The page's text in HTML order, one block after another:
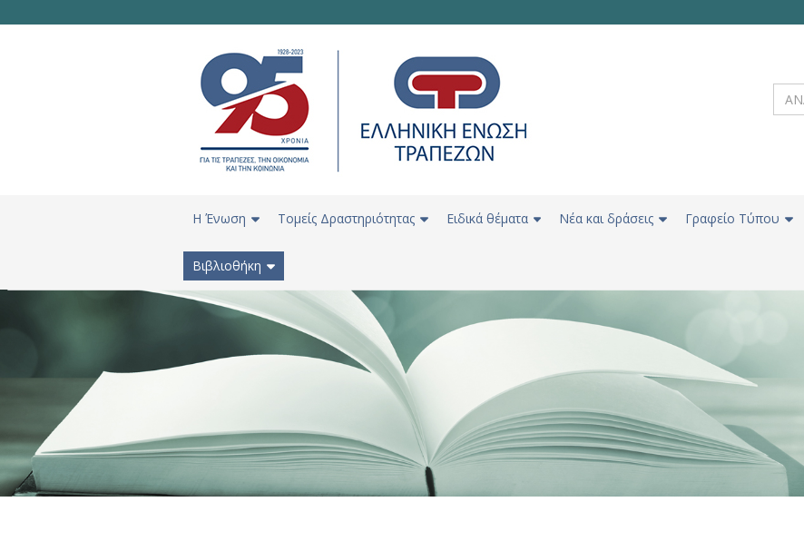
H Ένωση Τομείς Δραστηριότητας Ειδικά θέματα Νέα και δράσεις Γραφείο Τύπου
Βιβλιοθήκη